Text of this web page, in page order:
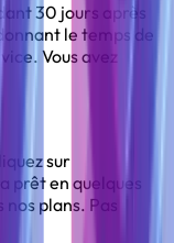
30 jours après
le temps de
Vous avez
sur
prêt en quelques
plans. Pas